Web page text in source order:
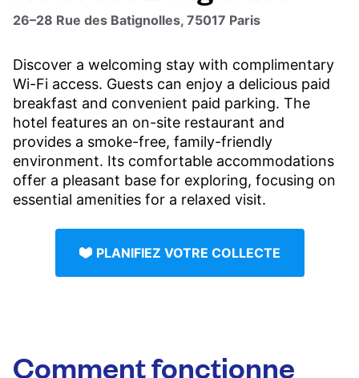
26–28 Rue des Batignolles, 75017 Paris
Discover a welcoming stay with complimentary
Wi-Fi access. Guests can enjoy a delicious paid
breakfast and convenient paid parking. The
hotel features an on-site restaurant and
provides a smoke-free, family-friendly
environment. Its comfortable accommodations
offer a pleasant base for exploring, focusing on
essential amenities for a relaxed visit.
PLANIFIEZ VOTRE COLLECTE
Comment fonctionne